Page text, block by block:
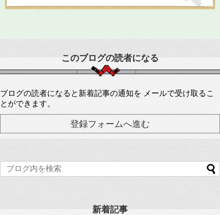
このブログの読者になる
ブログの読者になると新着記事の通知を メールで受け取るこ
とができます。
新着記事